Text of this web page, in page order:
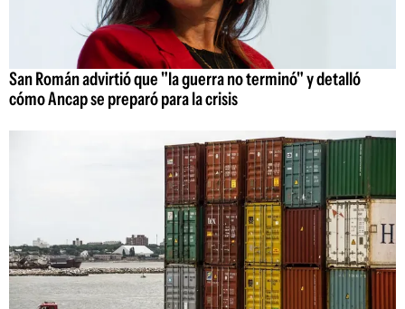
San Román advirtió que "la guerra no terminó" y detalló
cómo Ancap se preparó para la crisis